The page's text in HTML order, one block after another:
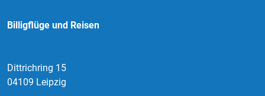
Billigflüge und Reisen
Dittrichring 15
04109 Leipzig